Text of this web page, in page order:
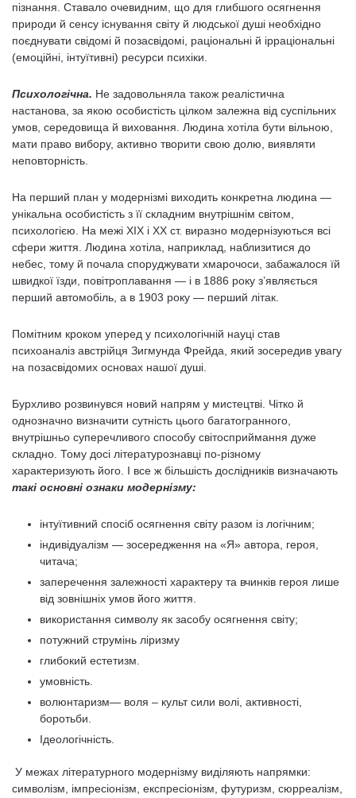
пізнання. Ставало очевидним, що для глибшого осягнення
природи й сенсу існування світу й людської душі необхідно
поєднувати свідомі й позасвідомі, раціональні й ірраціональні
(емоційні, інтуїтивні) ресурси психіки.
Психологічна. Не задовольняла також реалістична
настанова, за якою особистість цілком залежна від суспільних
умов, середовища й виховання. Людина хотіла бути вільною,
мати право вибору, активно творити свою долю, виявляти
неповторність.
На перший план у модернізмі виходить конкретна людина —
унікальна особистість з її складним внутрішнім світом,
психологією. На межі ХІХ і ХХ ст. виразно модернізуються всі
сфери життя. Людина хотіла, наприклад, наблизитися до
небес, тому й почала споруджувати хмарочоси, забажалося їй
швидкої їзди, повітроплавання — і в 1886 року з’являється
перший автомобіль, а в 1903 року — перший літак.
Помітним кроком уперед у психологічній науці став
психоаналіз австрійця Зигмунда Фрейда, який зосередив увагу
на позасвідомих основах нашої душі.
Бурхливо розвинувся новий напрям у мистецтві. Чітко й
однозначно визначити сутність цього багатогранного,
внутрішньо суперечливого способу світосприймання дуже
складно. Тому досі літературознавці по-різному
характеризують його. І все ж більшість дослідників визначають
такі основні ознаки модернізму:
інтуїтивний спосіб осягнення світу разом із логічним;
індивідуалізм — зосередження на «Я» автора, героя,
читача;
заперечення залежності характеру та вчинків героя лише
від зовнішніх умов його життя.
використання символу як засобу осягнення світу;
потужний струмінь ліризму
глибокий естетизм.
умовність.
волюнтаризм— воля – культ сили волі, активності,
боротьби.
Ідеологічність.
У межах літературного модернізму виділяють напрямки:
символізм, імпресіонізм, експресіонізм, футуризм, сюрреалізм,